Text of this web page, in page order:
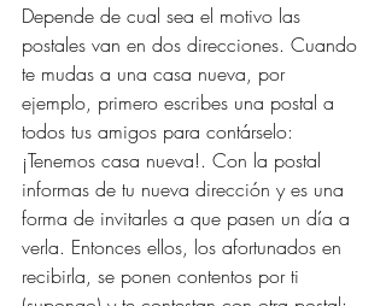
Depende de cual sea el motivo las
postales van en dos direcciones. Cuando
te mudas a una casa nueva, por
ejemplo, primero escribes una postal a
todos tus amigos para contárselo:
¡Tenemos casa nueva!. Con la postal
informas de tu nueva dirección y es una
forma de invitarles a que pasen un día a
verla. Entonces ellos, los afortunados en
recibirla, se ponen contentos por ti